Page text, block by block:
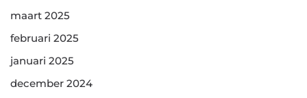
maart 2025
februari 2025
januari 2025
december 2024